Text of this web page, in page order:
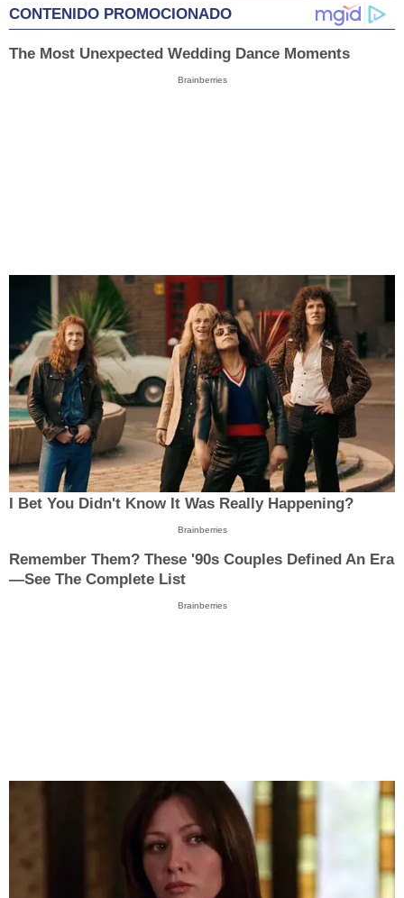
CONTENIDO PROMOCIONADO
The Most Unexpected Wedding Dance Moments
Brainberries
I Bet You Didn't Know It Was Really Happening?
Brainberries
Remember Them? These '90s Couples Defined An Era
—See The Complete List
Brainberries